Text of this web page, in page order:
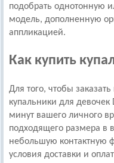
подобрать однотонную
модель, дополненную
аппликацией.
Как купить
Для того, чтобы
купальники для девочек
минут вашего личного
подходящего размера в
небольшую контактную
условия доставки и